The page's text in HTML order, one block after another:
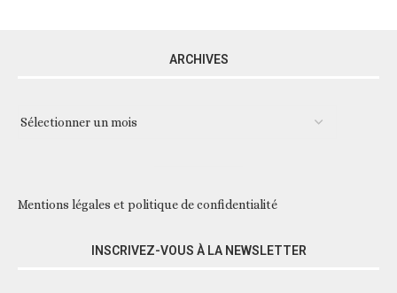
ARCHIVES
Mentions légales et politique de confidentialité
INSCRIVEZ-VOUS À LA NEWSLETTER